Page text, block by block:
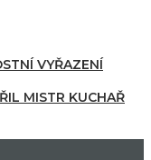
VYŘAZENÍ
MISTR KUCHAŘ